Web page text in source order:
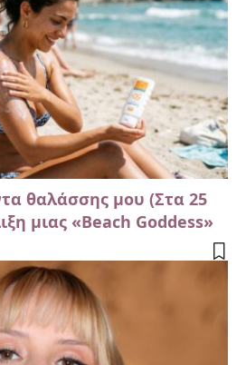
θαλάσσης μου (Στα 25
μιας «Beach Goddess»